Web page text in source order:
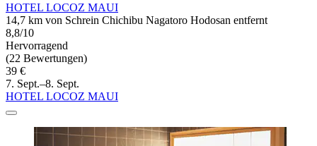
HOTEL LOCOZ MAUI
14,7 km von Schrein Chichibu Nagatoro Hodosan entfernt
8,8/10
Hervorragend
(22 Bewertungen)
39 €
7. Sept.–8. Sept.
HOTEL LOCOZ MAUI